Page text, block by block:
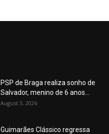
PSP de Braga realiza sonho de
Salvador, menino de 6 anos...
August 3, 2026
Guimarães Clássico regressa